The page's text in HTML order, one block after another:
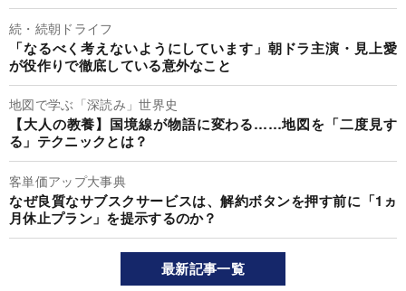
続・続朝ドライフ
「なるべく考えないようにしています」朝ドラ主演・見上愛
が役作りで徹底している意外なこと
地図で学ぶ「深読み」世界史
【大人の教養】国境線が物語に変わる……地図を「二度見す
る」テクニックとは？
客単価アップ大事典
なぜ良質なサブスクサービスは、解約ボタンを押す前に「1ヵ
月休止プラン」を提示するのか？
最新記事一覧